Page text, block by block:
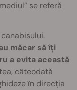
se referă
măcar să îți
a evita această
câteodată
în direcția